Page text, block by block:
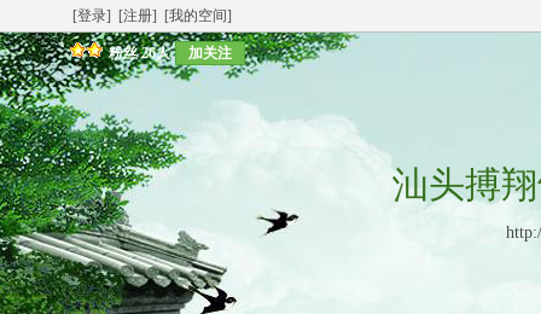
[登录] [注册] [我的空间]
粉丝26人 加关注
汕头搏